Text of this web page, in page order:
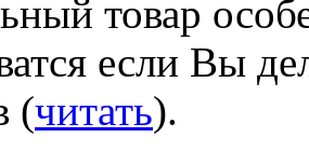
товар
если Вы
(читать).